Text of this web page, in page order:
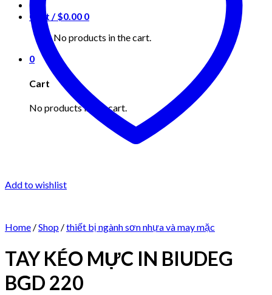
Cart /$0.00 0
No products in the cart.
0
Cart
No products in the cart.
Add to wishlist
Home /Shop /thiết bị ngành sơn nhựa và may mặc
TAY KÉO MỰC IN BIUDEG
BGD 220